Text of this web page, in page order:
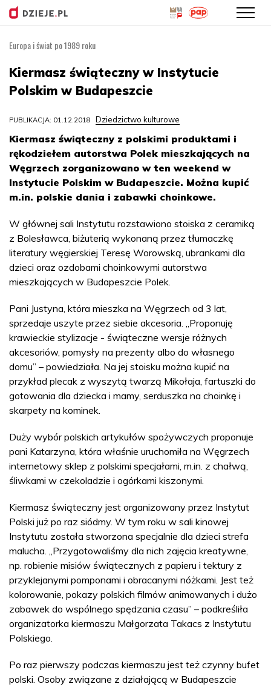
treści
Europa i świat po 1989 roku
Kiermasz świąteczny w Instytucie
Polskim w Budapeszcie
PUBLIKACJA: 01.12.2018 Dziedzictwo kulturowe
Kiermasz świąteczny z polskimi produktami i
rękodziełem autorstwa Polek mieszkających na
Węgrzech zorganizowano w ten weekend w
Instytucie Polskim w Budapeszcie. Można kupić
m.in. polskie dania i zabawki choinkowe.
W głównej sali Instytutu rozstawiono stoiska z ceramiką
z Bolesławca, biżuterią wykonaną przez tłumaczkę
literatury węgierskiej Teresę Worowską, ubrankami dla
dzieci oraz ozdobami choinkowymi autorstwa
mieszkających w Budapeszcie Polek.
Pani Justyna, która mieszka na Węgrzech od 3 lat,
sprzedaje uszyte przez siebie akcesoria. „Proponuję
krawieckie stylizacje - świąteczne wersje różnych
akcesoriów, pomysły na prezenty albo do własnego
domu” – powiedziała. Na jej stoisku można kupić na
przykład plecak z wyszytą twarzą Mikołaja, fartuszki do
gotowania dla dziecka i mamy, serduszka na choinkę i
skarpety na kominek.
Duży wybór polskich artykułów spożywczych proponuje
pani Katarzyna, która właśnie uruchomiła na Węgrzech
internetowy sklep z polskimi specjałami, m.in. z chałwą,
śliwkami w czekoladzie i ogórkami kiszonymi.
Kiermasz świąteczny jest organizowany przez Instytut
Polski już po raz siódmy. W tym roku w sali kinowej
Instytutu została stworzona specjalnie dla dzieci strefa
malucha. „Przygotowaliśmy dla nich zajęcia kreatywne,
np. robienie misiów świątecznych z papieru i tektury z
przyklejanymi pomponami i obracanymi nóżkami. Jest też
kolorowanie, pokazy polskich filmów animowanych i dużo
zabawek do wspólnego spędzania czasu” – podkreśliła
organizatorka kiermaszu Małgorzata Takacs z Instytutu
Polskiego.
Po raz pierwszy podczas kiermaszu jest też czynny bufet
polski. Osoby związane z działającą w Budapeszcie